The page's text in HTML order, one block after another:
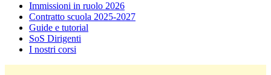
Immissioni in ruolo 2026
Contratto scuola 2025-2027
Guide e tutorial
SoS Dirigenti
I nostri corsi